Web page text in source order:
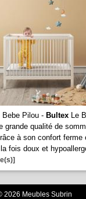
Bebe Pilou - BultexLe
grande qualité de
à son confort ferme
fois doux et
2026 Meubles Subrin